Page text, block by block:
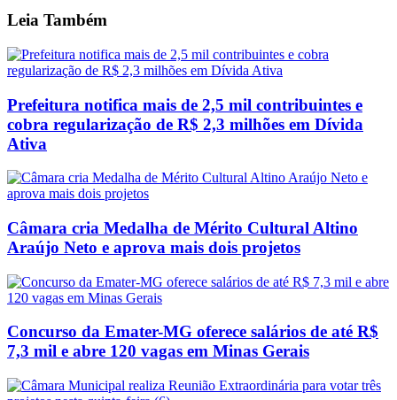
Leia Também
Prefeitura notifica mais de 2,5 mil contribuintes e
cobra regularização de R$ 2,3 milhões em Dívida
Ativa
Câmara cria Medalha de Mérito Cultural Altino
Araújo Neto e aprova mais dois projetos
Concurso da Emater-MG oferece salários de até R$
7,3 mil e abre 120 vagas em Minas Gerais